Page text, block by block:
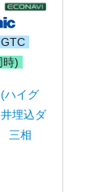
時)
ハイグ
埋込ダ
三相